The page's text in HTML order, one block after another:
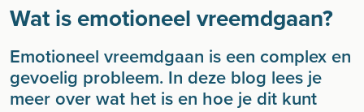
Wat is emotioneel vreemdgaan?
Emotioneel vreemdgaan is een complex en
gevoelig probleem. In deze blog lees je
meer over wat het is en hoe je dit kunt